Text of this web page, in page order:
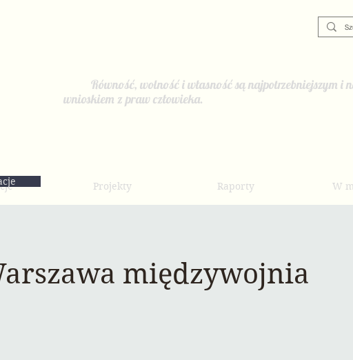
Równość, wolność i własność są najpotrzebniejszym i
wnioskiem z praw człowieka.
Projekty Raporty W
międzywojnia